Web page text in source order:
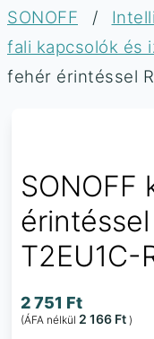
SONOFF
/
fali kapcsolók és
fehér érintéssel
SONOFF
T2EU1C-
2 751 Ft
(ÁFA nélkül 2 166 Ft )